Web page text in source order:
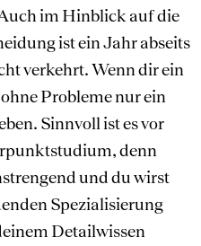
im Hinblick auf die
ist ein Jahr abseits
verkehrt. Wenn dir ein
Probleme nur ein
Sinnvoll ist es vor
denn
und du wirst
Spezialisierung
Detailwissen